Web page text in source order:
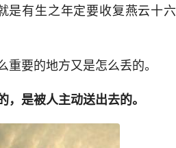
是有生之年定要收复燕云十六
要的地方又是怎么丢的。
是被人主动送出去的。